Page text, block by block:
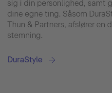
sig i din personlighed, samt
dine egne ting. Såsom
Thun & Partners, afslører en
stemning.
DuraStyle